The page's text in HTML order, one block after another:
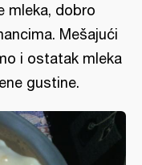
mleka, dobro
Mešajući
i ostatak mleka
gustine.